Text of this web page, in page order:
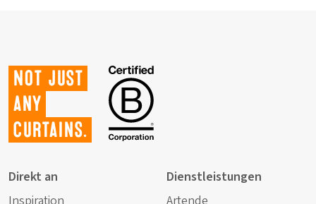
Not just
any
curtains.
Direkt an
Dienstleistungen